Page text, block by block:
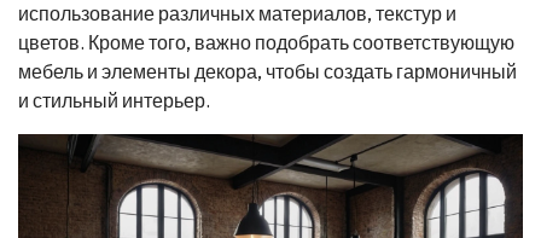
использование различных материалов, текстур и
цветов. Кроме того, важно подобрать соответствующую
мебель и элементы декора, чтобы создать гармоничный
и стильный интерьер.